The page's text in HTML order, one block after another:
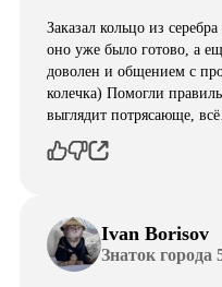
Заказал кольцо из
оно уже было готово, а
доволен и общением с
колечка) Помогли
выглядит потрясающе,
Ivan Borisov
Знаток города